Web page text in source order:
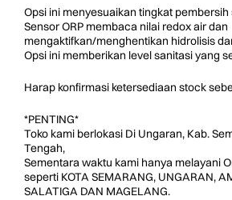
Opsi ini menyesuaikan tingkat
Sensor ORP membaca nilai redox air dan
mengaktifkan/menghentikan hidrolisis
Opsi ini memberikan level sanitasi yang
Harap konfirmasi ketersediaan stock
*PENTING*
Toko kami berlokasi Di Ungaran, Kab.
Tengah,
Sementara waktu kami hanya melayani
seperti KOTA SEMARANG, UNGARAN,
SALATIGA DAN MAGELANG.